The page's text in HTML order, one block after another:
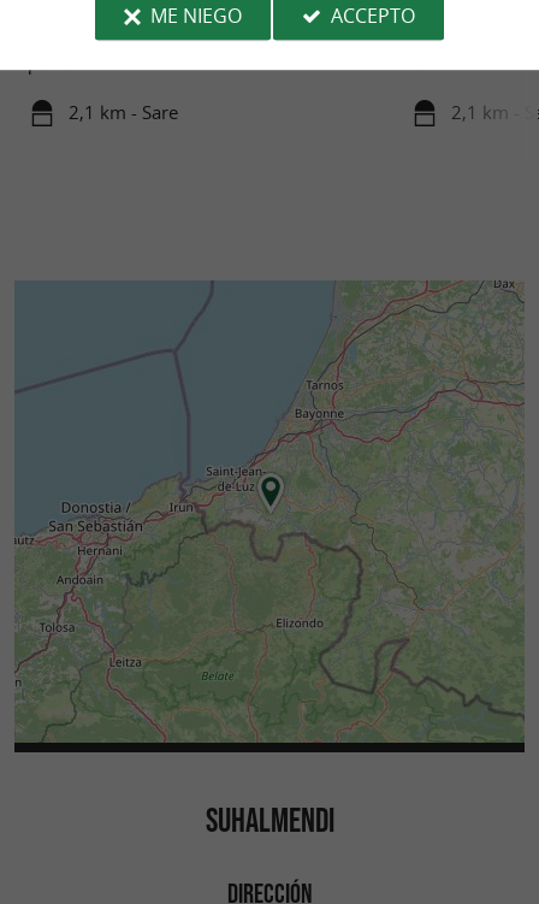
Sare está clasificado entre los Pueblos más bellos
de Francia, y de hecho es uno de los pueblos más
2,1 km - Sare
En el corazón del
los pies del Hôtel
2,1 km -
SUHALMENDI
DIRECCIÓN
ME NIEGO
ACCEPTO